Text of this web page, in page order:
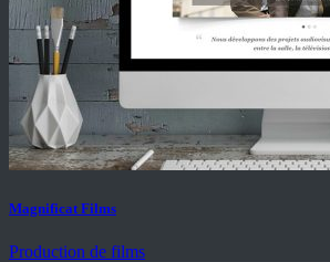
Magnificat Films
Production de films